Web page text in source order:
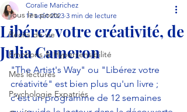
Tous les posts
Récits de vie
Emotions & Hypersensibilité
Mes lectures
Psychologie Expatriés
Libérez votre créativité, de
Julia Cameron
Coralie Marichez
17 août 2023 3 min de lecture
"The Artist's Way" ou "Libérez votre
créativité" est bien plus qu'un livre ;
c'est un programme de 12 semaines